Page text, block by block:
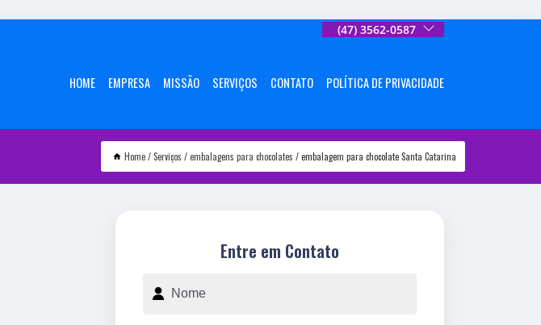
(47) 3562-0587
HOME EMPRESA MISSÃO SERVIÇOS CONTATO POLÍTICA DE PRIVACIDADE
Home Serviços embalagens para chocolates embalagem para chocolate Santa Catarina
Entre em Contato